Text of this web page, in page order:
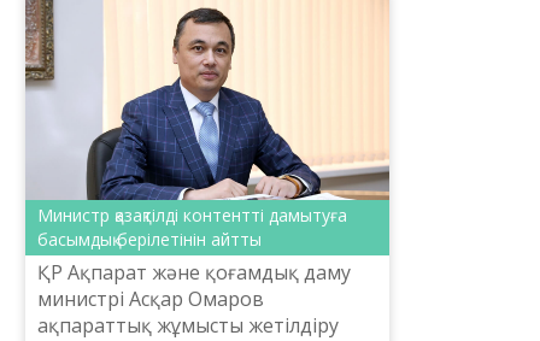
Министр қазақтілді контентті дамытуға
басымдық берілетінін айтты
ҚР Ақпарат және қоғамдық даму
министрі Асқар Омаров
ақпараттық жұмысты жетілдіру